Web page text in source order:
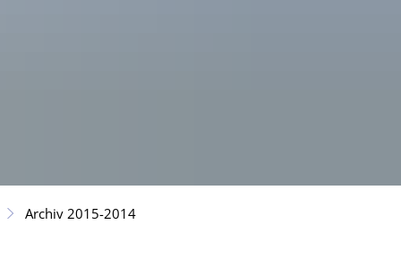
Archiv 2015-2014